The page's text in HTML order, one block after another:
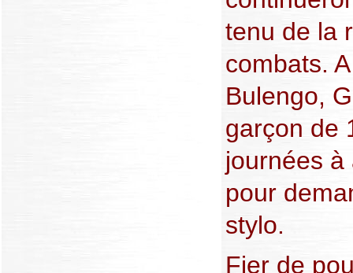
tenu de la
combats.
Bulengo,
garçon de
journées
pour
stylo.
Fier de